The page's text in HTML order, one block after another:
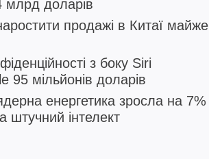
млрд доларів
продажі в Китаї майже
з боку Siri
95 мільйонів доларів
енергетика зросла на 7%
штучний інтелект